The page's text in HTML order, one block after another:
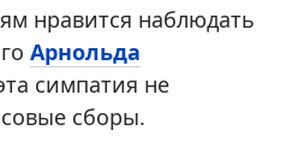
нравится наблюдать
Арнольда
симпатия не
сборы.